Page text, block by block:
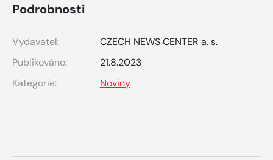
Podrobnosti
Vydavatel:
CZECH NEWS CENTER a. s.
Publikováno:
21.8.2023
Kategorie:
Noviny